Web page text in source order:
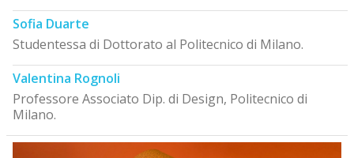
Sofia Duarte
Studentessa di Dottorato al Politecnico di Milano.
Valentina Rognoli
Professore Associato Dip. di Design, Politecnico di
Milano.